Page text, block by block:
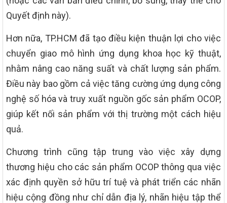
Quyết định này).
Hơn nữa, TP.HCM đã tạo điều kiện thuận lợi cho việc
chuyển giao mô hình ứng dụng khoa học kỹ thuật,
nhằm nâng cao năng suất và chất lượng sản phẩm.
Điều này bao gồm cả việc tăng cường ứng dụng công
nghệ số hóa và truy xuất nguồn gốc sản phẩm OCOP,
giúp kết nối sản phẩm với thị trường một cách hiệu
quả.
Chương trình cũng tập trung vào việc xây dựng
thương hiệu cho các sản phẩm OCOP thông qua việc
xác định quyền sở hữu trí tuệ và phát triển các nhãn
hiệu cộng đồng như chỉ dẫn địa lý, nhãn hiệu tập thể